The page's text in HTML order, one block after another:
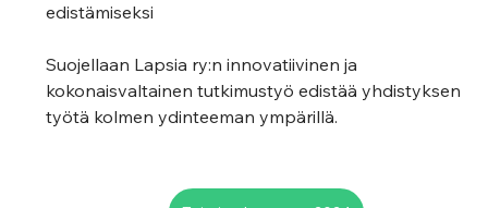
edistämiseksi
Suojellaan Lapsia ry:n innovatiivinen ja
kokonaisvaltainen tutkimustyö edistää yhdistyksen
työtä kolmen ydinteeman ympärillä.